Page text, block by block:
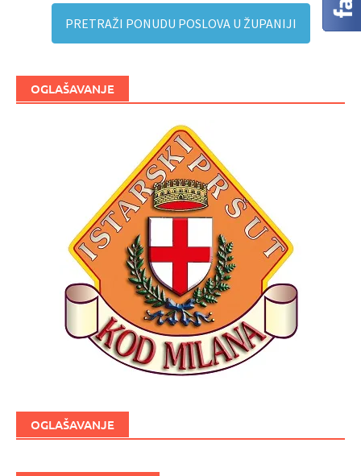
PRETRAŽI PONUDU POSLOVA U ŽUPANIJI
OGLAŠAVANJE
OGLAŠAVANJE